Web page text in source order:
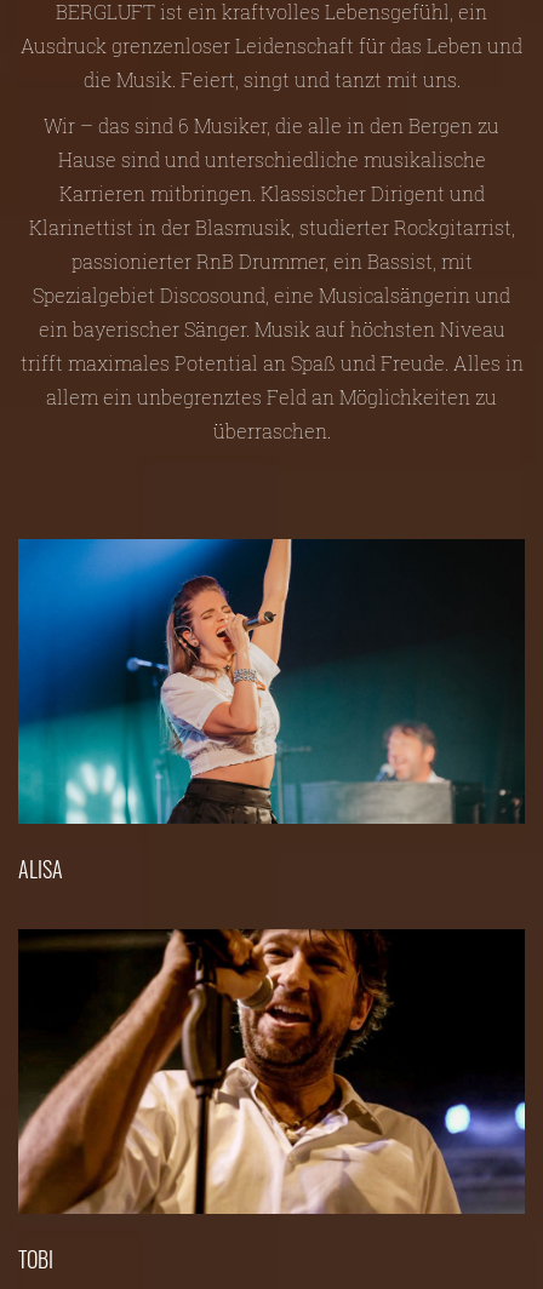
BERGLUFT ist ein kraftvolles Lebensgefühl, ein
Ausdruck grenzenloser Leidenschaft für das Leben und
die Musik. Feiert, singt und tanzt mit uns.
Wir – das sind 6 Musiker, die alle in den Bergen zu
Hause sind und unterschiedliche musikalische
Karrieren mitbringen. Klassischer Dirigent und
Klarinettist in der Blasmusik, studierter Rockgitarrist,
passionierter RnB Drummer, ein Bassist, mit
Spezialgebiet Discosound, eine Musicalsängerin und
ein bayerischer Sänger. Musik auf höchsten Niveau
trifft maximales Potential an Spaß und Freude. Alles in
allem ein unbegrenztes Feld an Möglichkeiten zu
überraschen.
ALISA
TOBI